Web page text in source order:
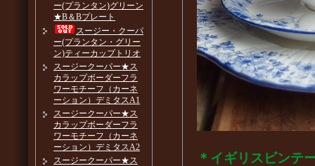
＊イギリスビンテ
ー(プランタン)グリーン
★B＆Bプレート
スージー・クーパ
ー(プランタン・グリー
ン)ティーカップトリオ
スージークーパー★ス
カラップボーダーフラ
ワーモチーフ（カーネ
ーション）デミタスA1
スージークーパー★ス
カラップボーダーフラ
ワーモチーフ（カーネ
ーション）デミタスA2
スージークーパー★ス